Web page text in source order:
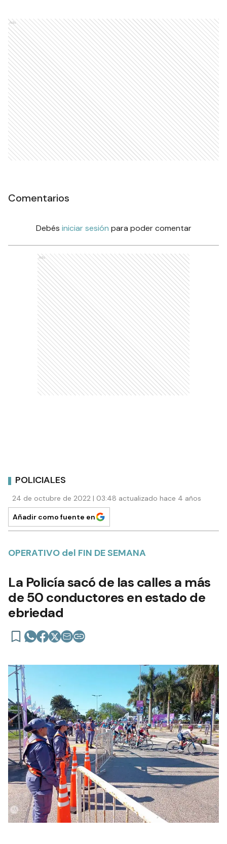
Ads
Comentarios
Debés iniciar sesión para poder comentar
Ads
POLICIALES
24 de octubre de 2022 | 03:48 actualizado hace 4 años
Añadir como fuente en
OPERATIVO del FIN DE SEMANA
La Policía sacó de las calles a más
de 50 conductores en estado de
ebriedad